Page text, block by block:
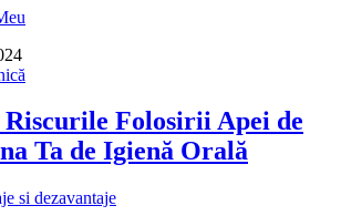
Folosirii Apei de
Ta de Igienă Orală